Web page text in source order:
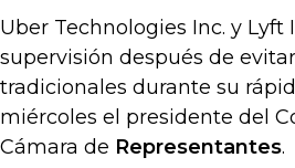
Uber Technologies Inc. y
supervisión después de
tradicionales durante su
miércoles el presidente del
Cámara de Representantes.